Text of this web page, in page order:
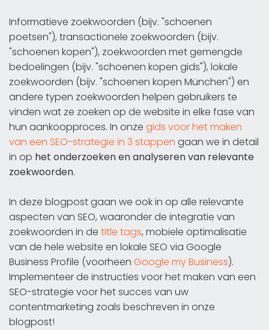
Informatieve zoekwoorden (bijv. "schoenen
poetsen"), transactionele zoekwoorden (bijv.
"schoenen kopen"), zoekwoorden met gemengde
bedoelingen (bijv. "schoenen kopen gids"), lokale
zoekwoorden (bijv. "schoenen kopen München") en
andere typen zoekwoorden helpen gebruikers te
vinden wat ze zoeken op de website in elke fase van
hun aankoopproces. In onze gids voor het maken
van een SEO-strategie in 3 stappen gaan we in detail
in op het onderzoeken en analyseren van relevante
zoekwoorden.
In deze blogpost gaan we ook in op alle relevante
aspecten van SEO, waaronder de integratie van
zoekwoorden in de title tags, mobiele optimalisatie
van de hele website en lokale SEO via Google
Business Profile (voorheen Google my Business).
Implementeer de instructies voor het maken van een
SEO-strategie voor het succes van uw
contentmarketing zoals beschreven in onze
blogpost!